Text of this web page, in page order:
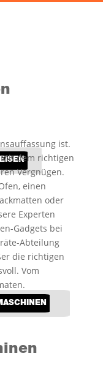
(wie dem
Waf­feln die­se
erst,
dampft und
So reißt
ist.
dem richtigen
Vergnügen.
einen
oder
Experten
Gadgets bei
Abteilung
die richtigen
Vom